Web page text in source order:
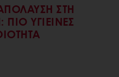
ΑΠΌΛΑΥΣΗ ΣΤΗ
ΥΓΙΕΙΝΈΣ